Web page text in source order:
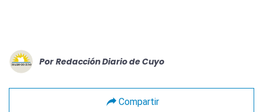
Por Redacción Diario de Cuyo
Compartir